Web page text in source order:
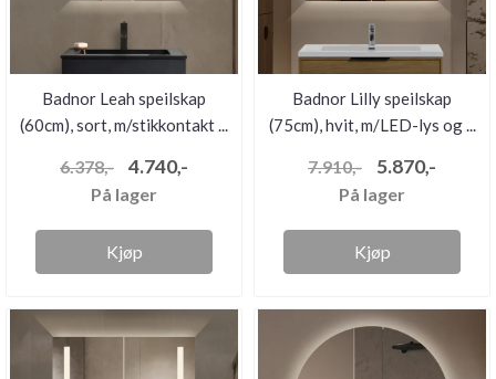
Badnor Leah speilskap
(60cm), sort, m/stikkontakt ...
6.378,- 4.740,-
På lager
Kjøp
Badnor Lilly speilskap
(75cm), hvit, m/LED-lys og ...
7.910,- 5.870,-
På lager
Kjøp